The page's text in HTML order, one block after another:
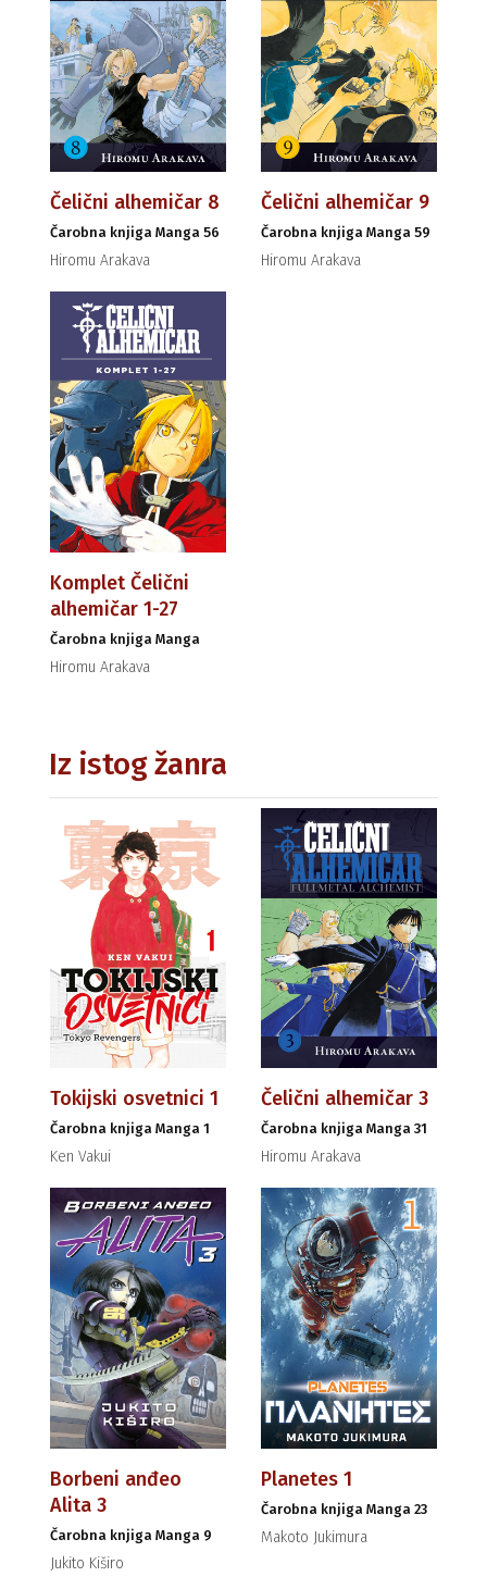
Čelični alhemičar 8
Čarobna knjiga Manga 56
Hiromu Arakava
Čelični alhemičar 9
Čarobna knjiga Manga 59
Hiromu Arakava
Komplet Čelični
alhemičar 1-27
Čarobna knjiga Manga
Hiromu Arakava
Iz istog žanra
Tokijski osvetnici 1
Čarobna knjiga Manga 1
Ken Vakui
Čelični alhemičar 3
Čarobna knjiga Manga 31
Hiromu Arakava
Borbeni anđeo
Alita 3
Čarobna knjiga Manga 9
Jukito Kiširo
Planetes 1
Čarobna knjiga Manga 23
Makoto Jukimura